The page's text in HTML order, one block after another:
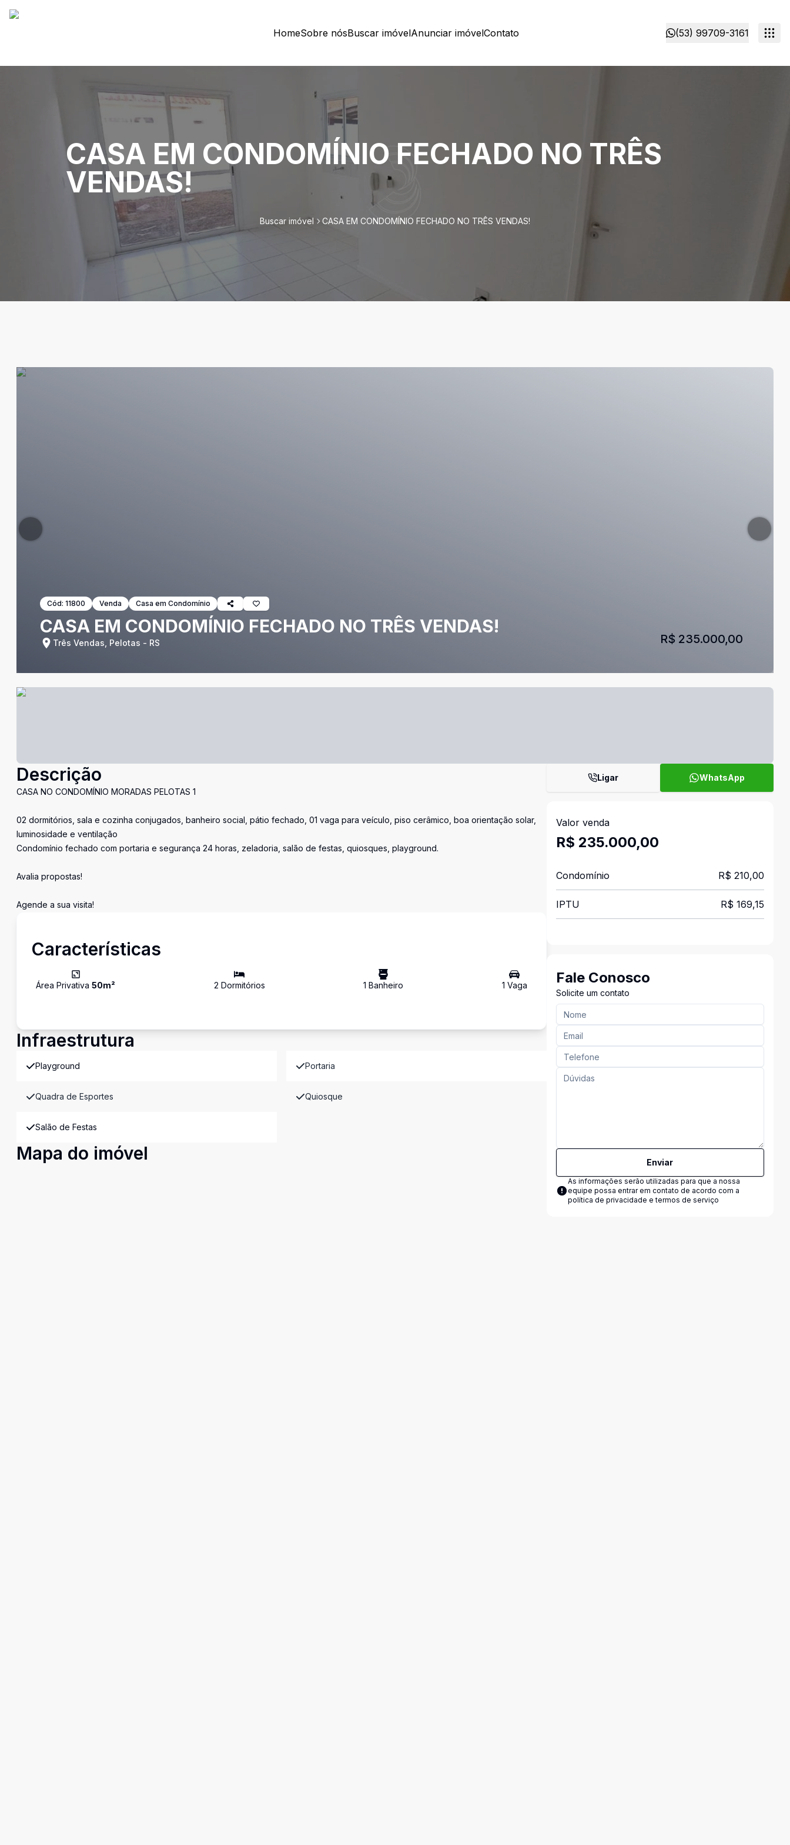
HomeSobre nósBuscar imóvelAnunciar imóvelContato (53) 99709-3161
CASA EM CONDOMÍNIO FECHADO NO TRÊS
VENDAS!
Buscar imóvel CASA EM CONDOMÍNIO FECHADO NO TRÊS VENDAS!
Cód: 11800 Venda Casa em Condomínio
CASA EM CONDOMÍNIO FECHADO NO TRÊS VENDAS!
Três Vendas, Pelotas - RS R$ 235.000,00
Descrição
CASA NO CONDOMÍNIO MORADAS PELOTAS 1
02 dormitórios, sala e cozinha conjugados, banheiro social, pátio fechado, 01 vaga para veículo, piso cerâmico, boa orientação solar,
luminosidade e ventilação
Condomínio fechado com portaria e segurança 24 horas, zeladoria, salão de festas, quiosques, playground.
Avalia propostas!
Agende a sua visita!
Características
Área Privativa 50m² 2 Dormitórios 1 Banheiro 1 Vaga
Infraestrutura
Playground Portaria
Quadra de Esportes Quiosque
Salão de Festas
Mapa do imóvel
Ligar WhatsApp
Valor venda
R$ 235.000,00
Condomínio R$ 210,00
IPTU R$ 169,15
Fale Conosco
Solicite um contato
Enviar
As informações serão utilizadas para que a nossa
equipe possa entrar em contato de acordo com a
política de privacidade e termos de serviço